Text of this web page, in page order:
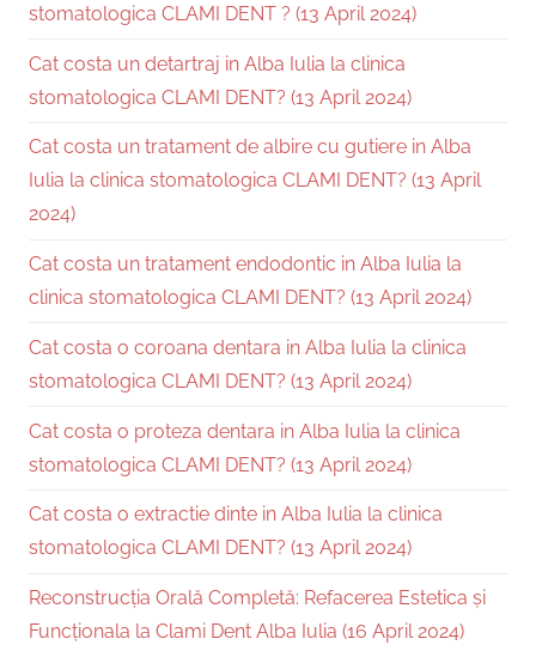
stomatologica CLAMI DENT ? (13 April 2024)
Cat costa un detartraj in Alba Iulia la clinica
stomatologica CLAMI DENT? (13 April 2024)
Cat costa un tratament de albire cu gutiere in Alba
Iulia la clinica stomatologica CLAMI DENT? (13 April
2024)
Cat costa un tratament endodontic in Alba Iulia la
clinica stomatologica CLAMI DENT? (13 April 2024)
Cat costa o coroana dentara in Alba Iulia la clinica
stomatologica CLAMI DENT? (13 April 2024)
Cat costa o proteza dentara in Alba Iulia la clinica
stomatologica CLAMI DENT? (13 April 2024)
Cat costa o extractie dinte in Alba Iulia la clinica
stomatologica CLAMI DENT? (13 April 2024)
Reconstrucția Orală Completă: Refacerea Estetica și
Funcționala la Clami Dent Alba Iulia (16 April 2024)